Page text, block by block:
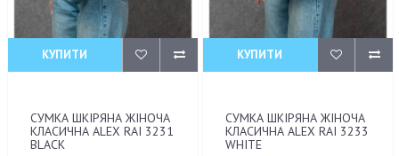
КУПИТИ
СУМКА ШКІРЯНА ЖІНОЧА
КЛАСИЧНА ALEX RAI 3231
BLACK
КУПИТИ
СУМКА ШКІРЯНА ЖІНОЧА
КЛАСИЧНА ALEX RAI 3233
WHITE